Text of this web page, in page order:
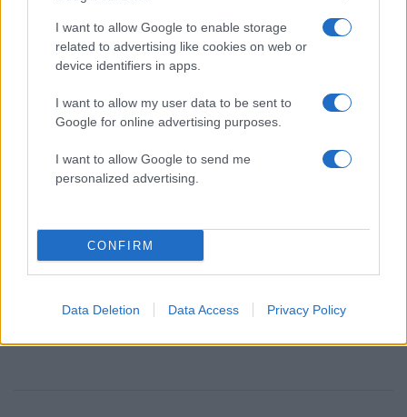
I want to allow Google to enable storage
related to advertising like cookies on web or
device identifiers in apps.
I want to allow my user data to be sent to
Google for online advertising purposes.
I want to allow Google to send me
personalized advertising.
CONFIRM
Data Deletion Data Access Privacy Policy
2000 /2000
Όροι Χρήσης . Το site προστατεύεται από reCAPTCHA, ισχύουν
Κόσμος
Share:
Ακολουθήστε το Νewsit.gr στοGoogle Newsκαι
τελευταία νέατης ημέρας